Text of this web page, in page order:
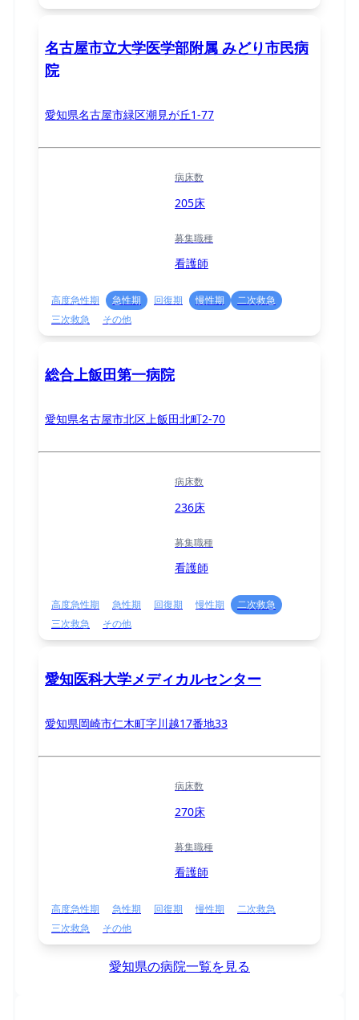
名古屋市立大学医学部附属 みどり市民病
院
愛知県名古屋市緑区潮見が丘1-77
病床数
205床
募集職種
看護師
高度急性期 急性期 回復期 慢性期
二次救急
三次救急
その他
総合上飯田第一病院
愛知県名古屋市北区上飯田北町2-70
病床数
236床
募集職種
看護師
高度急性期 急性期 回復期 慢性期
二次救急
三次救急
その他
愛知医科大学メディカルセンター
愛知県岡崎市仁木町字川越17番地33
病床数
270床
募集職種
看護師
高度急性期 急性期 回復期 慢性期
二次救急
三次救急
その他
愛知県の病院一覧を見る